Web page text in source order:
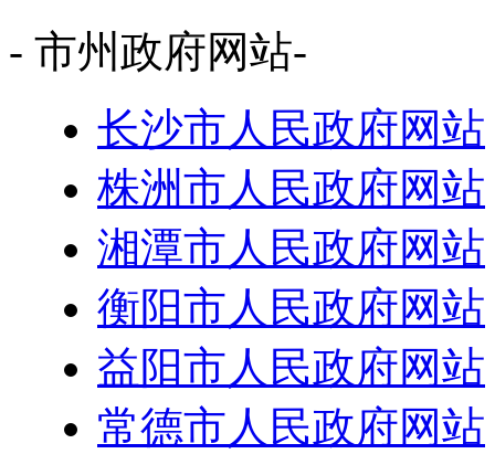
- 市州政府网站-
长沙市人民政府网站
株洲市人民政府网站
湘潭市人民政府网站
衡阳市人民政府网站
益阳市人民政府网站
常德市人民政府网站